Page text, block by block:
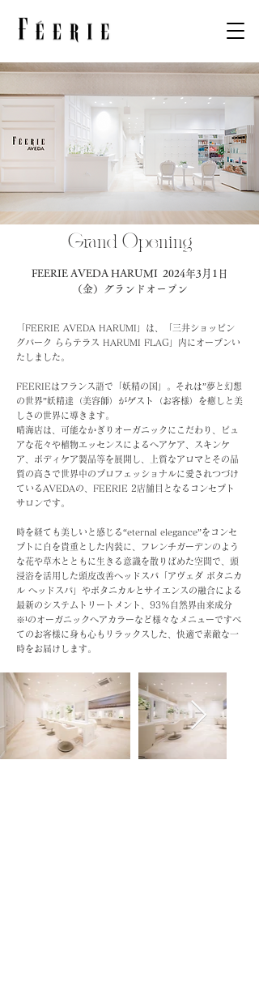
Grand Opening
FEERIE AVEDA HARUMI 2024年3月1日
（金）グランドオープン
「FEERIE AVEDA HARUMI」は、「三井ショッピン
グパーク ららテラス HARUMI FLAG」内にオープンい
たしました。
FEERIEはフランス語で「妖精の国」。それは”夢と幻想
の世界”妖精達（美容師）がゲスト（お客様）を癒しと美
しさの世界に導きます。
晴海店は、可能なかぎりオーガニックにこだわり、ピュ
アな花々や植物エッセンスによるヘアケア、スキンケ
ア、ボディケア製品等を展開し、上質なアロマとその品
質の高さで世界中のプロフェッショナルに愛されつづけ
ているAVEDAの、FEERIE 2店舗目となるコンセプト
サロンです。
時を経ても美しいと感じる“eternal elegance”をコンセ
プトに白を貴重とした内装に、フレンチガーデンのよう
な花や草木とともに生きる意識を散りばめた空間で、頭
浸浴を活用した頭皮改善ヘッドスパ「アヴェダ ボタニカ
ル ヘッドスパ」やボタニカルとサイエンスの融合による
最新のシステムトリートメント、93%自然界由来成分
※¹のオーガニックヘアカラーなど様々なメニューですべ
てのお客様に身も心もリラックスした、快適で素敵な一
時をお届けします。